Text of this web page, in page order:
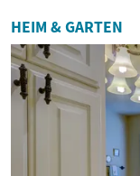
HEIM & GARTEN